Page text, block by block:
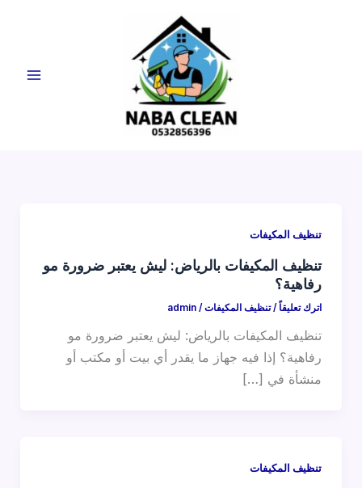
تنظيف المكيفات
تنظيف المكيفات بالرياض: ليش يعتبر ضرورة مو
رفاهية؟
اترك تعليقاً /تنظيف المكيفات/
admin
تنظيف المكيفات بالرياض: ليش يعتبر ضرورة مو
رفاهية؟ إذا فيه جهاز ما يقدر أي بيت أو مكتب أو
منشأة في […]
تنظيف المكيفات